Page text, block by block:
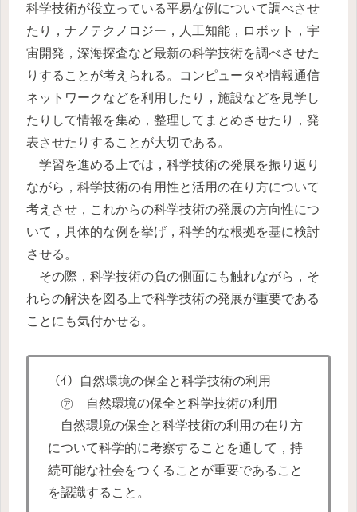
科学技術が役立っている平易な例について調べさせ
たり，ナノテクノロジー，人工知能，ロボット，宇
宙開発，深海探査など最新の科学技術を調べさせた
りすることが考えられる。コンピュータや情報通信
ネットワークなどを利用したり，施設などを見学し
たりして情報を集め，整理してまとめさせたり，発
表させたりすることが大切である。
学習を進める上では，科学技術の発展を振り返り
ながら，科学技術の有用性と活用の在り方について
考えさせ，これからの科学技術の発展の方向性につ
いて，具体的な例を挙げ，科学的な根拠を基に検討
させる。
その際，科学技術の負の側面にも触れながら，そ
れらの解決を図る上で科学技術の発展が重要である
ことにも気付かせる。
（ｲ）自然環境の保全と科学技術の利用
㋐ 自然環境の保全と科学技術の利用
自然環境の保全と科学技術の利用の在り方
について科学的に考察することを通して，持
続可能な社会をつくることが重要であること
を認識すること。